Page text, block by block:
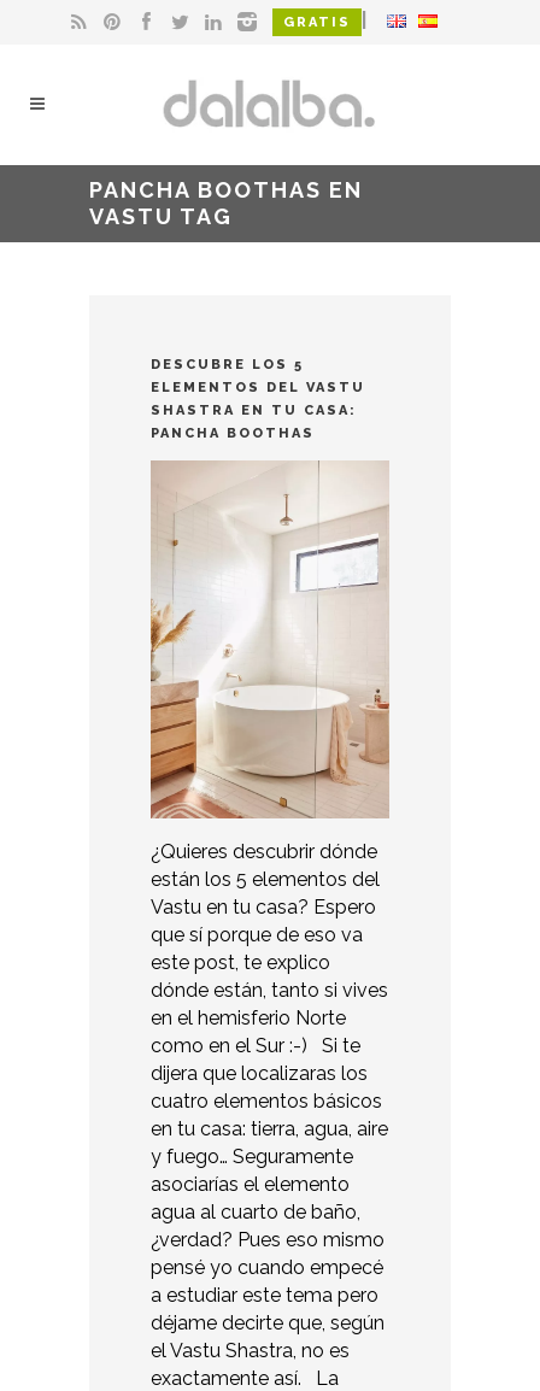
GRATIS
PANCHA BOOTHAS EN
VASTU TAG
DESCUBRE LOS 5
ELEMENTOS DEL VASTU
SHASTRA EN TU CASA:
PANCHA BOOTHAS
¿Quieres descubrir dónde
están los 5 elementos del
Vastu en tu casa? Espero
que sí porque de eso va
este post, te explico
dónde están, tanto si vives
en el hemisferio Norte
como en el Sur :-) Si te
dijera que localizaras los
cuatro elementos básicos
en tu casa: tierra, agua, aire
y fuego… Seguramente
asociarías el elemento
agua al cuarto de baño,
¿verdad? Pues eso mismo
pensé yo cuando empecé
a estudiar este tema pero
déjame decirte que, según
el Vastu Shastra, no es
exactamente así. La